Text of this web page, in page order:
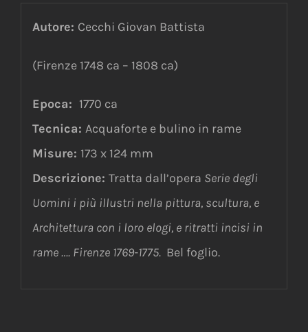
Autore: Cecchi Giovan Battista
(Firenze 1748 ca – 1808 ca)
Epoca: 1770 ca
Tecnica: Acquaforte e bulino in rame
Misure: 173 x 124 mm
Descrizione: Tratta dall’opera Serie degli
Uomini i più illustri nella pittura, scultura, e
Architettura con i loro elogi, e ritratti incisi in
rame …. Firenze 1769-1775. Bel foglio.